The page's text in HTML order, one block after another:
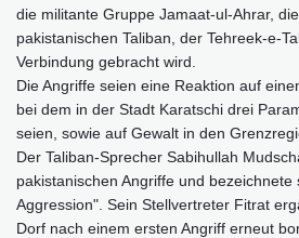
die militante Gruppe Jamaat-ul-Ahrar,
pakistanischen Taliban, der Tehreek-e-
Verbindung gebracht wird.
Die Angriffe seien eine Reaktion auf
bei dem in der Stadt Karatschi drei
seien, sowie auf Gewalt in den
Der Taliban-Sprecher Sabihullah
pakistanischen Angriffe und bezeichnete
Aggression". Sein Stellvertreter Fitrat
Dorf nach einem ersten Angriff erneut